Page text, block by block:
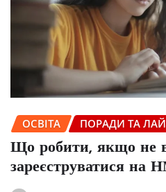
ОСВІТА ПОРАДИ ТА
Що робити, якщо не
зареєструватися на